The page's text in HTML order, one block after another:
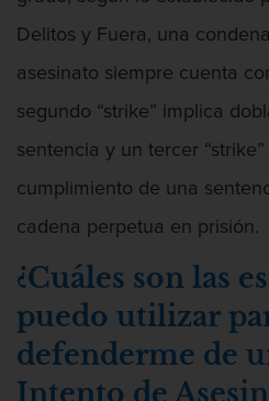
Delitos y Fuera, una
asesinato siempre cuenta
segundo “strike” implica
sentencia y un tercer “strike”
cumplimiento de una
cadena perpetua en prisión.
¿Cuáles son las
puedo utilizar
defenderme de
Intento de